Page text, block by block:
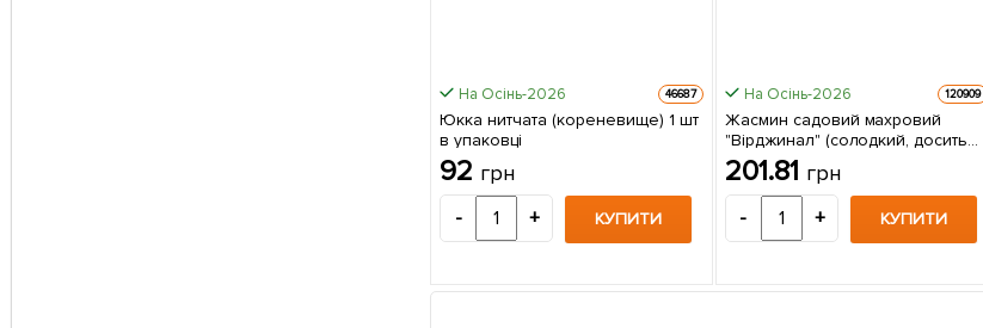
На Осінь-2026 46687
Юкка нитчата (кореневище) 1 шт
в упаковці
92 грн
- + КУПИТИ
На Осінь-2026 120909
Жасмин садовий махровий
"Вірджинал" (солодкий, досить
сильний аромат) 1 саджанець в
упаковці
201.81 грн
- + КУПИТИ